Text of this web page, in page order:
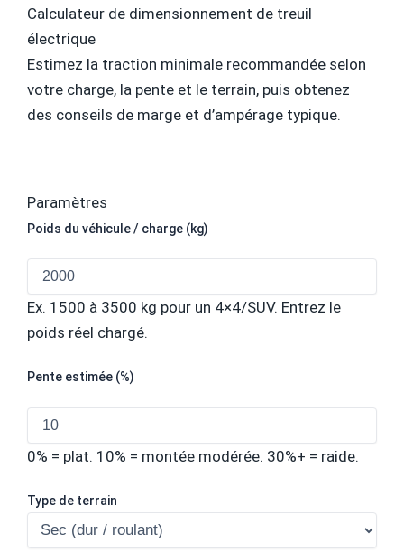
Calculateur de dimensionnement de treuil
électrique
Estimez la traction minimale recommandée selon
votre charge, la pente et le terrain, puis obtenez
des conseils de marge et d’ampérage typique.
Paramètres
Poids du véhicule / charge (kg)
Ex. 1500 à 3500 kg pour un 4×4/SUV. Entrez le
poids réel chargé.
Pente estimée (%)
0% = plat. 10% = montée modérée. 30%+ = raide.
Type de terrain